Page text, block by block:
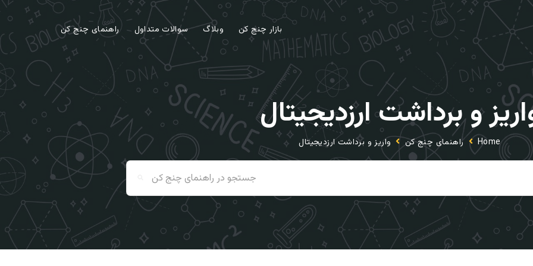
راهنمای چنج کن سوالات متداول وبلاگ بازار چنج کن
و برداشت ارزدیجیتال
Home راهنمای چنج کن واریز و برداشت ارزدیجیتال